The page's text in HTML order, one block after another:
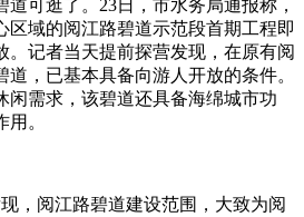
可逛了。23日，市水务局通报称，
区域的阅江路碧道示范段首期工程即
。记者当天提前探营发现，在原有阅
，已基本具备向游人开放的条件。
闲需求，该碧道还具备海绵城市功
。
，阅江路碧道建设范围，大致为阅